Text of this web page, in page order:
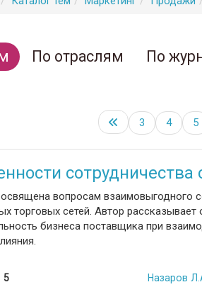
По отраслям По
3 4 5
вопросам взаимовыгодного
торговых сетей. Автор
бизнеса поставщика при
5
Назаров